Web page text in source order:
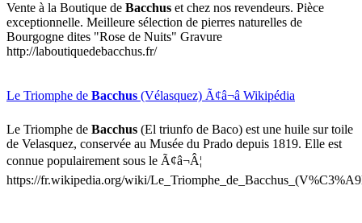
Vente à la Boutique de Bacchus et chez nos revendeurs. Pièce
exceptionnelle. Meilleure sélection de pierres naturelles de
Bourgogne dites "Rose de Nuits" Gravure
http://laboutiquedebacchus.fr/
Le Triomphe de Bacchus (Vélasquez) Ã¢â¬â Wikipédia
Le Triomphe de Bacchus (El triunfo de Baco) est une huile sur toile
de Velasquez, conservée au Musée du Prado depuis 1819. Elle est
connue populairement sous le Ã¢â¬Â¦
https://fr.wikipedia.org/wiki/